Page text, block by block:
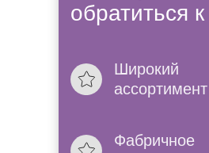
обратиться
Широкий
ассортимент
Фабричное